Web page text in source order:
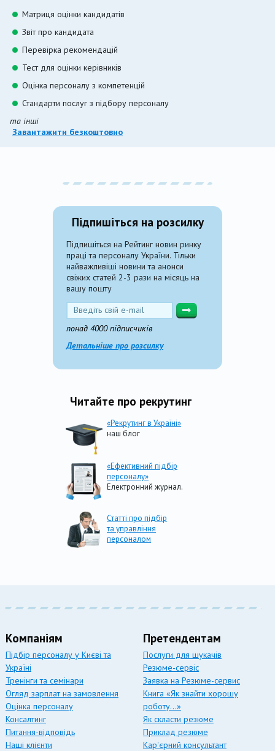
Матриця оцінки кандидатів
Звіт про кандидата
Перевірка рекомендацій
Тест для оцінки керівників
Оцінка персоналу з компетенцій
Стандарти послуг з підбору персоналу
та інші
Завантажити безкоштовно
Підпишіться на розсилку
Підпишіться на Рейтинг новин ринку
праці та персоналу України. Тільки
найважливіші новини та анонси
свіжих статей 2-3 рази на місяць на
вашу пошту
понад 4000 підписчиків
Детальніше про розсилку
Читайте про рекрутинг
«Рекрутинг в Україні»
наш блог
«Ефективний підбір
персоналу»
Електронний журнал.
Статті про підбір
та управління
персоналом
Компаніям
Підбір персоналу у Києві та
Україні
Тренінги та семінари
Огляд зарплат на замовлення
Оцінка персоналу
Консалтинг
Питання-відповідь
Наші клієнти
Претендентам
Послуги для шукачів
Резюме-сервіс
Заявка на Резюме-сервис
Книга «Як знайти хорошу
роботу…»
Як скласти резюме
Приклад резюме
Кар'єрний консультант